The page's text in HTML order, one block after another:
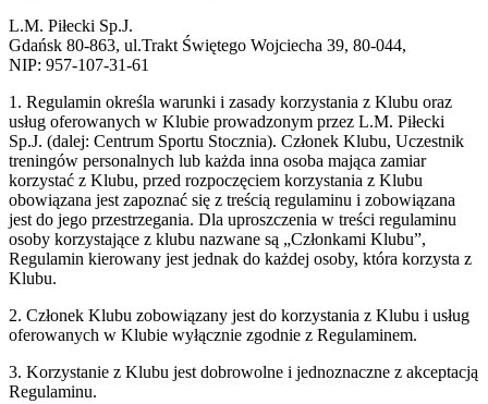
L.M. Piłecki Sp.J.
Gdańsk 80-863, ul.Trakt Świętego Wojciecha 39, 80-044,
NIP: 957-107-31-61
1. Regulamin określa warunki i zasady korzystania z Klubu oraz
usług oferowanych w Klubie prowadzonym przez L.M. Piłecki
Sp.J. (dalej: Centrum Sportu Stocznia). Członek Klubu, Uczestnik
treningów personalnych lub każda inna osoba mająca zamiar
korzystać z Klubu, przed rozpoczęciem korzystania z Klubu
obowiązana jest zapoznać się z treścią regulaminu i zobowiązana
jest do jego przestrzegania. Dla uproszczenia w treści regulaminu
osoby korzystające z klubu nazwane są „Członkami Klubu”,
Regulamin kierowany jest jednak do każdej osoby, która korzysta z
Klubu.
2. Członek Klubu zobowiązany jest do korzystania z Klubu i usług
oferowanych w Klubie wyłącznie zgodnie z Regulaminem.
3. Korzystanie z Klubu jest dobrowolne i jednoznaczne z akceptacją
Regulaminu.